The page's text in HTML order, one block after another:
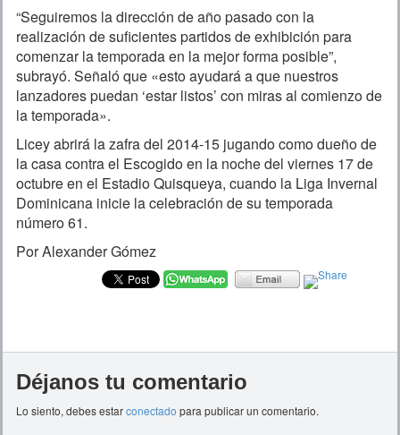
“Seguiremos la dirección de año pasado con la
realización de suficientes partidos de exhibición para
comenzar la temporada en la mejor forma posible”,
subrayó. Señaló que «esto ayudará a que nuestros
lanzadores puedan ‘estar listos’ con miras al comienzo de
la temporada».
Licey abrirá la zafra del 2014-15 jugando como dueño de
la casa contra el Escogido en la noche del viernes 17 de
octubre en el Estadio Quisqueya, cuando la Liga Invernal
Dominicana inicie la celebración de su temporada
número 61.
Por Alexander Gómez
Déjanos tu comentario
Lo siento, debes estarconectado para publicar un comentario.